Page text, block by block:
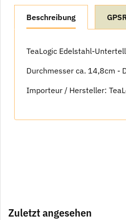
Beschreibung
TeaLogic Edelstahl-
Durchmesser ca. 14,8cm -
Importeur / Hersteller:
Zuletzt angesehen